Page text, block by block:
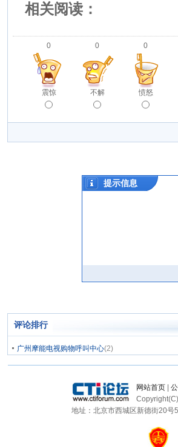
相关阅读：
0
震惊
0
不解
0
愤怒
评论排行
广州摩能电视购物呼叫中心(2)
网站首页
地址：北京市西城区新德街20